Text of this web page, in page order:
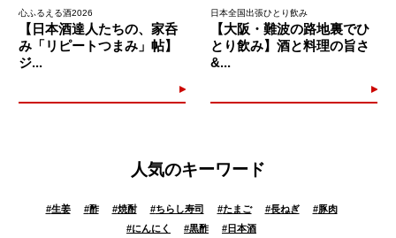
心ふるえる酒2026
【日本酒達人たちの、家呑
み「リピートつまみ」帖】
ジ...
日本全国出張ひとり飲み
【大阪・難波の路地裏でひ
とり飲み】酒と料理の旨さ
&...
人気のキーワード
#生姜 #酢 #焼酎 #ちらし寿司 #たまご #長ねぎ #豚肉
#にんにく #黒酢 #日本酒